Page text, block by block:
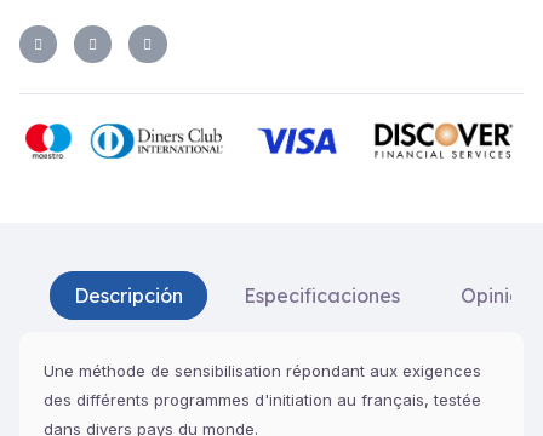
Descripción Especificaciones
Une méthode de sensibilisation répondant aux exigences
des différents programmes d'initiation au français, testée
dans divers pays du monde.